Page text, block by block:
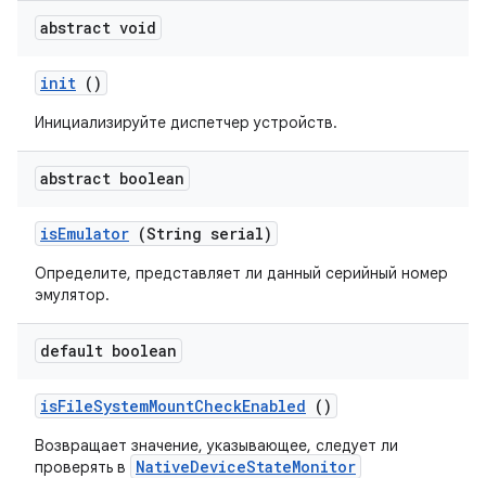
abstract void
init ()
Инициализируйте диспетчер устройств.
abstract boolean
isEmulator (String serial)
Определите, представляет ли данный серийный номер
эмулятор.
default boolean
isFileSystemMountCheckEnabled ()
Возвращает значение, указывающее, следует ли
проверять в
NativeDeviceStateMonitor